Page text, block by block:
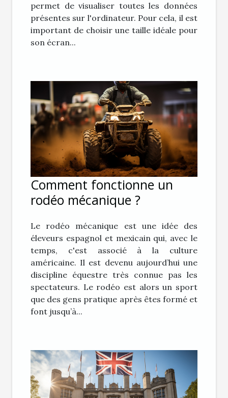
permet de visualiser toutes les données
présentes sur l'ordinateur. Pour cela, il est
important de choisir une taille idéale pour
son écran...
Comment fonctionne un
rodéo mécanique ?
Le rodéo mécanique est une idée des
éleveurs espagnol et mexicain qui, avec le
temps, c'est associé à la culture
américaine. Il est devenu aujourd’hui une
discipline équestre très connue pas les
spectateurs. Le rodéo est alors un sport
que des gens pratique après êtes formé et
font jusqu’à...